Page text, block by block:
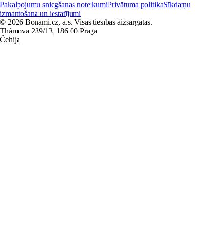
Pakalpojumu sniegšanas noteikumiPrivātuma politikaSīkdatņu
izmantošana un iestatījumi
© 2026 Bonami.cz, a.s. Visas tiesības aizsargātas.
Thámova 289/13, 186 00 Prāga
Čehija